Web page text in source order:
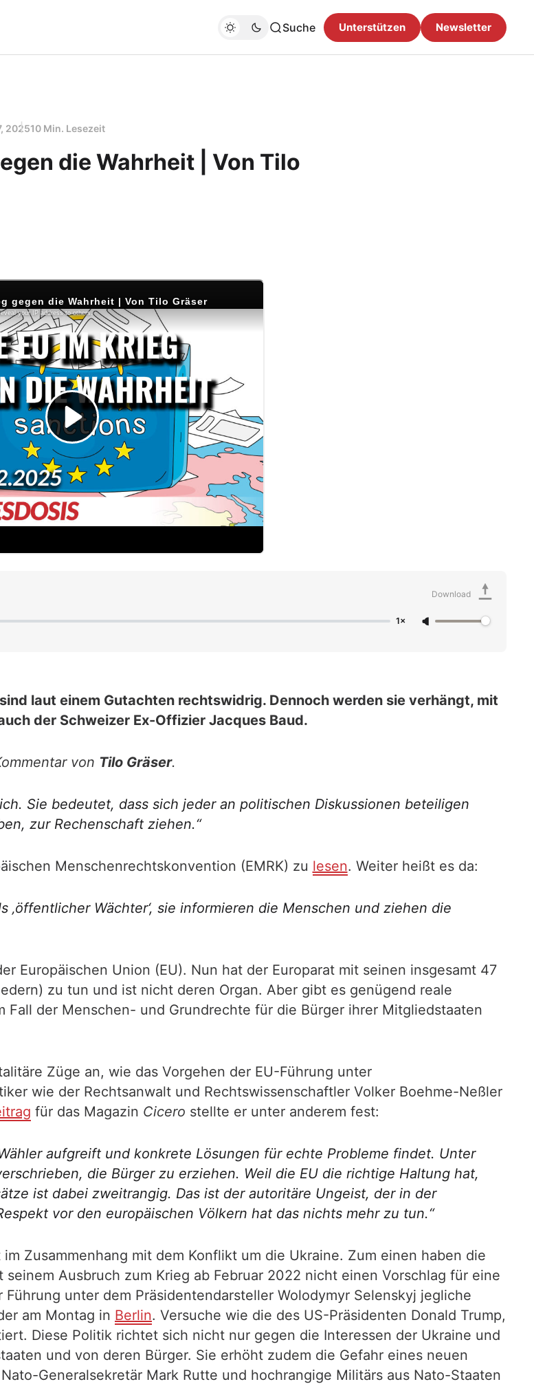
Suche Unterstützen Newsletter
202510 Min. Lesezeit
die Wahrheit | Von Tilo
1×
Download
laut einem Gutachten rechtswidrig. Dennoch werden sie verhängt, mit
der Schweizer Ex-Offizier Jacques Baud.
von Tilo Gräser.
Sie bedeutet, dass sich jeder an politischen Diskussionen beteiligen
zur Rechenschaft ziehen.“
Menschenrechtskonvention (EMRK) zu lesen. Weiter heißt es da:
Wächter‘, sie informieren die Menschen und ziehen die
Europäischen Union (EU). Nun hat der Europarat mit seinen insgesamt 47
zu tun und ist nicht deren Organ. Aber gibt es genügend reale
der Menschen- und Grundrechte für die Bürger ihrer Mitgliedstaaten
Züge an, wie das Vorgehen der EU-Führung unter
wie der Rechtsanwalt und Rechtswissenschaftler Volker Boehme-Neßler
für das Magazin Cicero stellte er unter anderem fest:
aufgreift und konkrete Lösungen für echte Probleme findet. Unter
die Bürger zu erziehen. Weil die EU die richtige Haltung hat,
ist dabei zweitrangig. Das ist der autoritäre Ungeist, der in der
vor den europäischen Völkern hat das nichts mehr zu tun.“
Zusammenhang mit dem Konflikt um die Ukraine. Zum einen haben die
Ausbruch zum Krieg ab Februar 2022 nicht einen Vorschlag für eine
unter dem Präsidentendarsteller Wolodymyr Selenskyj jegliche
am Montag in Berlin. Versuche wie die des US-Präsidenten Donald Trump,
Diese Politik richtet sich nicht nur gegen die Interessen der Ukraine und
und von deren Bürger. Sie erhöht zudem die Gefahr eines neuen
Generalsekretär Mark Rutte und hochrangige Militärs aus Nato-Staaten